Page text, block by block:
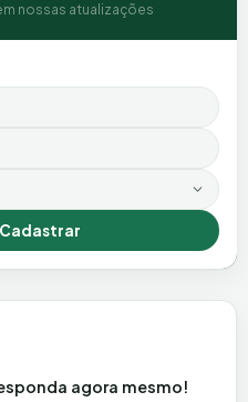
nossas atualizações
agora mesmo!